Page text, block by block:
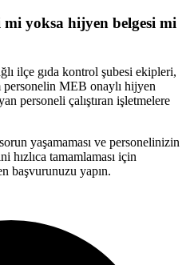
yoksa hijyen belgesi mi
ilçe gıda kontrol şubesi ekipleri,
MEB onaylı hijyen
personeli çalıştıran işletmelere
yaşamaması ve personelinizin
hızlıca tamamlaması için
başvurunuzu yapın.